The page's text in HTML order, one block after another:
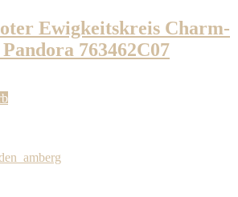
Ewigkeitskreis Charm-
763462C07